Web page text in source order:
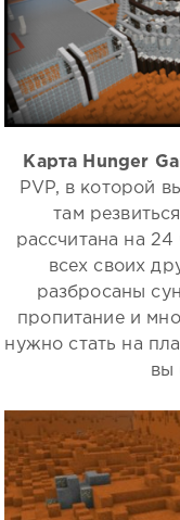
Карта Hunger
PVP, в которой
там
рассчитана на 24
всех своих
разбросаны
пропитание и
нужно стать на
вы